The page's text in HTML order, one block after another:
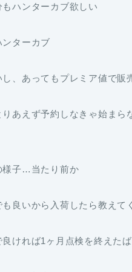
ハンターカブ欲しい
ンターカブ
、あってもプレミア値で販
あえず予約しなきゃ始まら
様子…当たり前か
も良いから入荷したら教え
ければ1ヶ月点検を終えた